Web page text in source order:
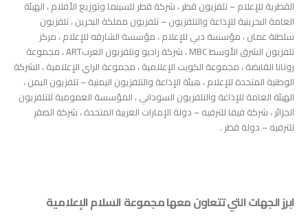
القطرية للإعلام – تلفزيون قطر ، شركة قطر للسينما وتوزيع الأفلام ، الهيئة
العامة البحرينية للإذاعة والتلفزيون – تلفزيون مملكة البحرين ، تلفزيون
سلطنة عمان ، مؤسسة دبي للإعلام ، مؤسسة الشارقه للإعلام ، مركز
تلفزيون الشرق الأوسط MBC ، شركة راديو وتلفزيون العربART ، مجموعة
روتانا القابضة ، مجموعة الكويت الإعلامية ، مجموعة الراي الإعلامية ، الشركة
الوطنية المتحدة للإعلام ، هيئة الإذاعة والتلفزيون اليمنية – تلفزيون اليمن ،
الهيئة العامة للإذاعة والتلفزيون السوداني ، المؤسسة العمومية للتلفزيون
الجزائر ، شركة فيفا للترفيه – دولة الإمارات العربية المتحدة ، شركة الصقر
للترفيه – دولة قطر .
ابرز الجهات التي تتعاون معها مجموعة السلام الإعلامية